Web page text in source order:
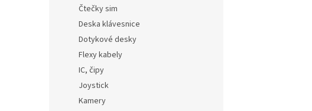
Čtečky sim
Deska klávesnice
Dotykové desky
Flexy kabely
IC, čipy
Joystick
Kamery